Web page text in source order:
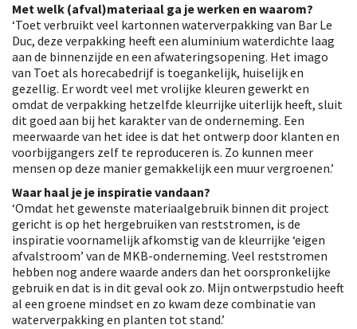
Met welk (afval)materiaal ga je werken en waarom?
‘Toet verbruikt veel kartonnen waterverpakking van Bar Le
Duc, deze verpakking heeft een aluminium waterdichte laag
aan de binnenzijde en een afwateringsopening. Het imago
van Toet als horecabedrijf is toegankelijk, huiselijk en
gezellig. Er wordt veel met vrolijke kleuren gewerkt en
omdat de verpakking hetzelfde kleurrijke uiterlijk heeft, sluit
dit goed aan bij het karakter van de onderneming. Een
meerwaarde van het idee is dat het ontwerp door klanten en
voorbijgangers zelf te reproduceren is. Zo kunnen meer
mensen op deze manier gemakkelijk een muur vergroenen.’
Waar haal je je inspiratie vandaan?
‘Omdat het gewenste materiaalgebruik binnen dit project
gericht is op het hergebruiken van reststromen, is de
inspiratie voornamelijk afkomstig van de kleurrijke ‘eigen
afvalstroom’ van de MKB-onderneming. Veel reststromen
hebben nog andere waarde anders dan het oorspronkelijke
gebruik en dat is in dit geval ook zo. Mijn ontwerpstudio heeft
al een groene mindset en zo kwam deze combinatie van
waterverpakking en planten tot stand.’